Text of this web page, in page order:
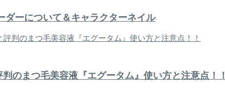
ダーについて＆キャラクターネイル
のまつ毛美容液『エグータム』使い方と注意点！！